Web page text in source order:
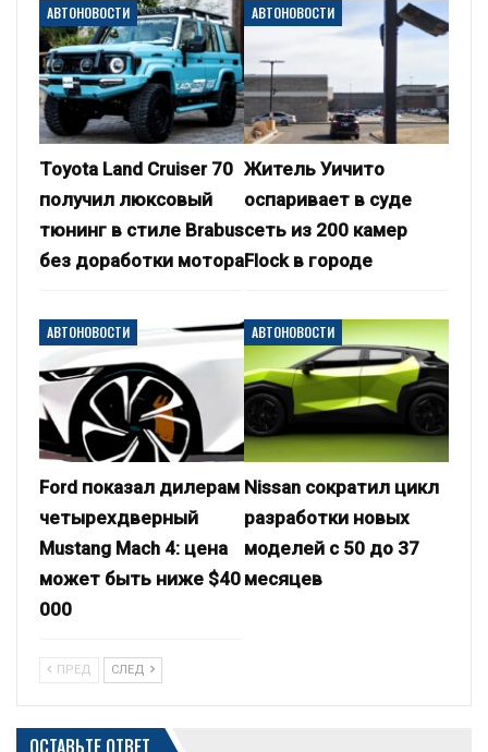
АВТОНОВОСТИ
Toyota Land Cruiser 70
получил люксовый
тюнинг в стиле Brabus
без доработки мотора
АВТОНОВОСТИ
Житель Уичито
оспаривает в суде
сеть из 200 камер
Flock в городе
АВТОНОВОСТИ
Ford показал дилерам
четырехдверный
Mustang Mach 4: цена
может быть ниже $40
000
АВТОНОВОСТИ
Nissan сократил цикл
разработки новых
моделей с 50 до 37
месяцев
ПРЕД СЛЕД
ОСТАВЬТЕ ОТВЕТ